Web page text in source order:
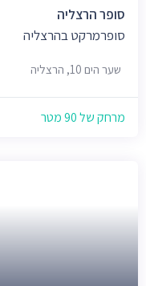
סופר הרצליה
סופרמרקט בהרצליה
שער הים 10, הרצליה
מרחק של 90 מטר